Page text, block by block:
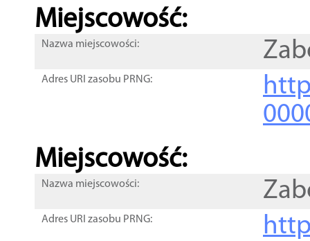
Miejscowość:
Nazwa miejscowości:
Adres URI zasobu PRNG:
Miejscowość:
Nazwa miejscowości:
Adres URI zasobu PRNG: